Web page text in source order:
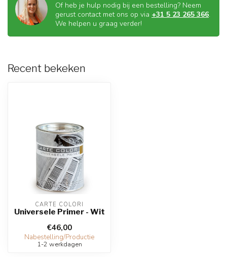
Of heb je hulp nodig bij een bestelling? Neem
gerust contact met ons op via +31 5 23 265 366.
We helpen u graag verder!
Recent bekeken
CARTE COLORI
Universele Primer - Wit
€46,00
Nabestelling/Productie
1-2 werkdagen